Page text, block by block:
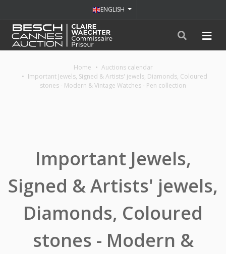
ENGLISH
Home
Auctions calendar
Important Jewels, Signed & Artists' jewels, Diamonds, Coloured
stones - Modern & Vintage Watches - Pen collection
Important Jewels,
Signed & Artists' jewels,
Diamonds, Coloured
stones - Modern &